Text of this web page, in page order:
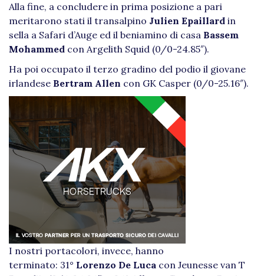
Alla fine, a concludere in prima posizione a pari
meritarono stati il transalpino Julien Epaillard in
sella a Safari d’Auge ed il beniamino di casa Bassem
Mohammed con Argelith Squid (0/0-24.85″).
Ha poi occupato il terzo gradino del podio il giovane
irlandese Bertram Allen con GK Casper (0/0-25.16″).
I nostri portacolori, invece, hanno
terminato: 31° Lorenzo De Luca con Jeunesse van T